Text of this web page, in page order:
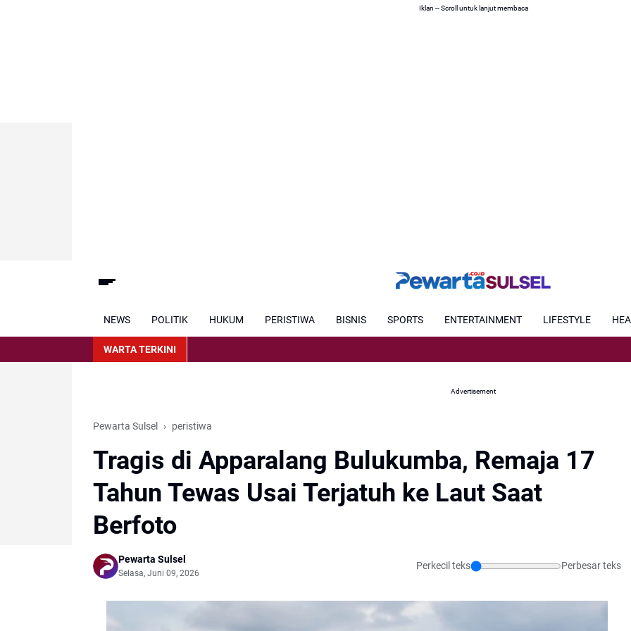
Iklan -- Scroll untuk lanjut membaca
NEWS POLITIK HUKUM PERISTIWA BISNIS SPORTS ENTERTAINMENT LIFESTYLE
WARTA TERKINI
Advertisement
Pewarta Sulsel peristiwa
Tragis di Apparalang Bulukumba, Remaja 17
Tahun Tewas Usai Terjatuh ke Laut Saat
Berfoto
Pewarta Sulsel
Selasa, Juni 09, 2026
Perkecil teks Perbesar teks